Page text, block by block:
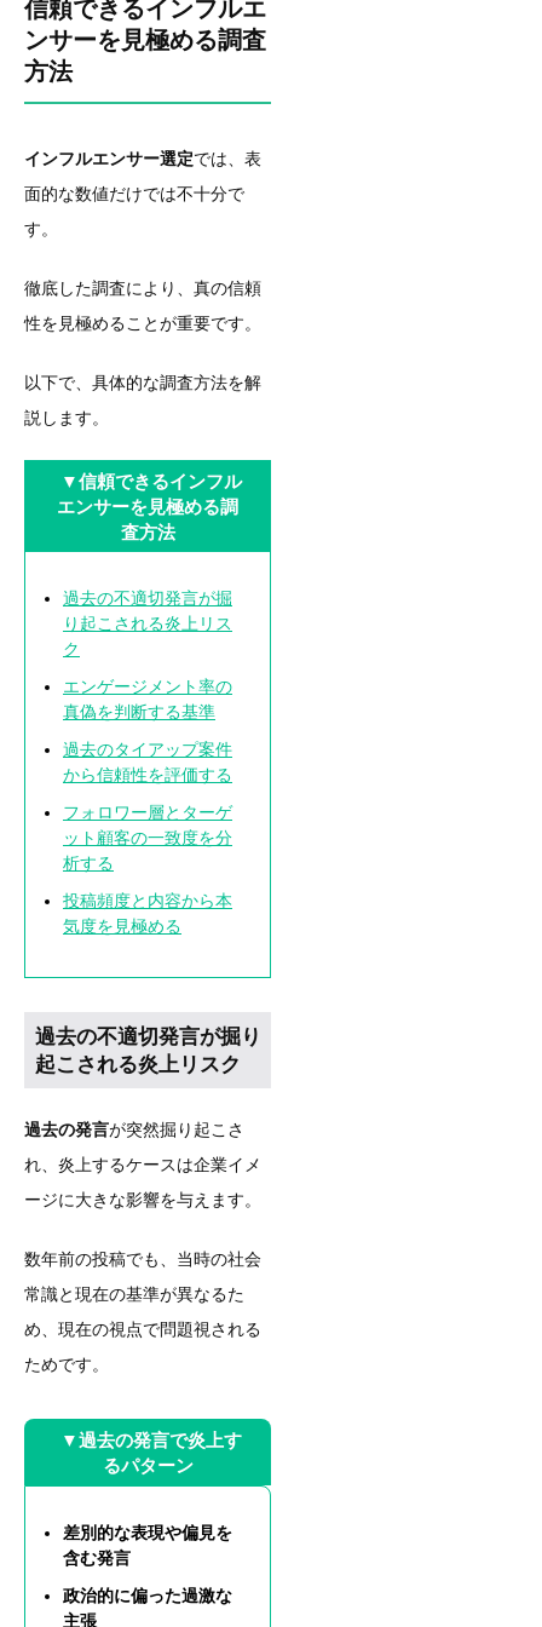
信頼できるインフルエ
ンサーを見極める調査
方法
インフルエンサー選定では、表
面的な数値だけでは不十分で
す。
徹底した調査により、真の信頼
性を見極めることが重要です。
以下で、具体的な調査方法を解
説します。
▼信頼できるインフル
エンサーを見極める調
査方法
過去の不適切発言が掘
り起こされる炎上リス
ク
エンゲージメント率の
真偽を判断する基準
過去のタイアップ案件
から信頼性を評価する
フォロワー層とターゲ
ット顧客の一致度を分
析する
投稿頻度と内容から本
気度を見極める
過去の不適切発言が掘り
起こされる炎上リスク
過去の発言が突然掘り起こさ
れ、炎上するケースは企業イメ
ージに大きな影響を与えます。
数年前の投稿でも、当時の社会
常識と現在の基準が異なるた
め、現在の視点で問題視される
ためです。
▼過去の発言で炎上す
るパターン
差別的な表現や偏見を
含む発言
政治的に偏った過激な
主張